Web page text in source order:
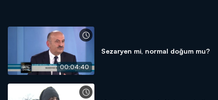
00:04:40
Sezaryen mi, normal doğum mu?